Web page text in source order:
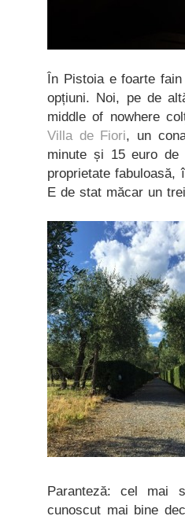
În Pistoia e foarte
opțiuni. Noi, pe de
middle of nowhere
Villa de Fiori, un
minute și 15 euro
proprietate
E de stat măcar un
Paranteză: cel mai
cunoscut mai bine